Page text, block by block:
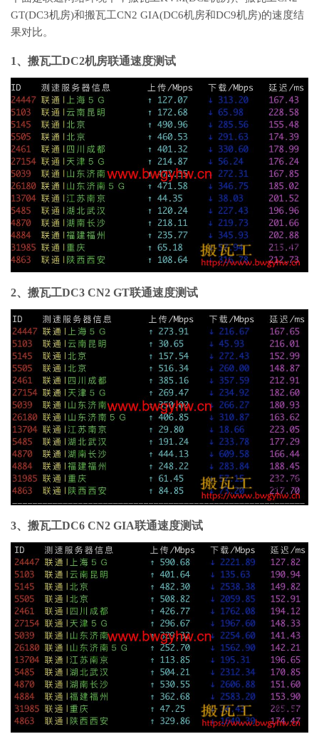
GT(DC3机房)和搬瓦工CN2 GIA(DC6机房和DC9机房)的速度结
果对比。
1、搬瓦工DC2机房联通速度测试
2、搬瓦工DC3 CN2 GT联通速度测试
3、搬瓦工DC6 CN2 GIA联通速度测试